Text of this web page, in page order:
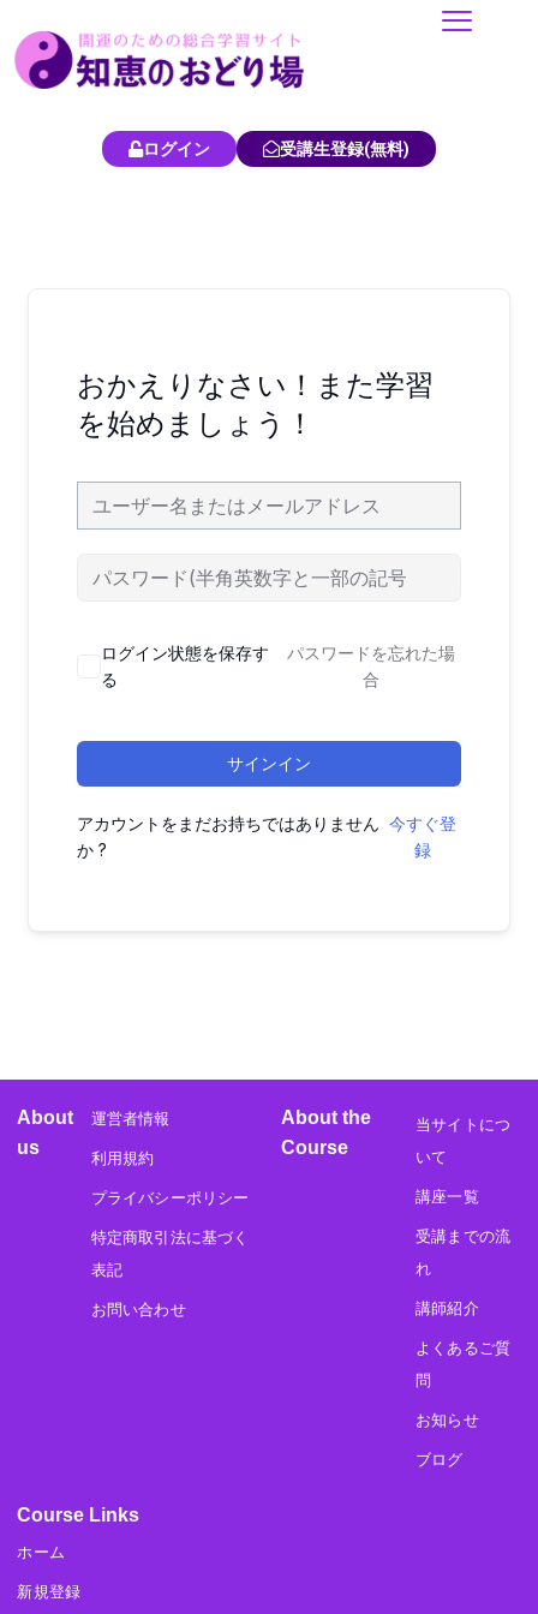
容
ログイン 受講生登録(無料)
おかえりなさい！また学習
を始めましょう！
ログイン状態を保存す
る
パスワードを忘れた場
合
サインイン
アカウントをまだお持ちではありません
か ?
今すぐ登
録
About
us
運営者情報
利用規約
プライバシーポリシー
特定商取引法に基づく
表記
お問い合わせ
About the
Course
当サイトにつ
いて
講座一覧
受講までの流
れ
講師紹介
よくあるご質
問
お知らせ
ブログ
Course Links
ホーム
新規登録